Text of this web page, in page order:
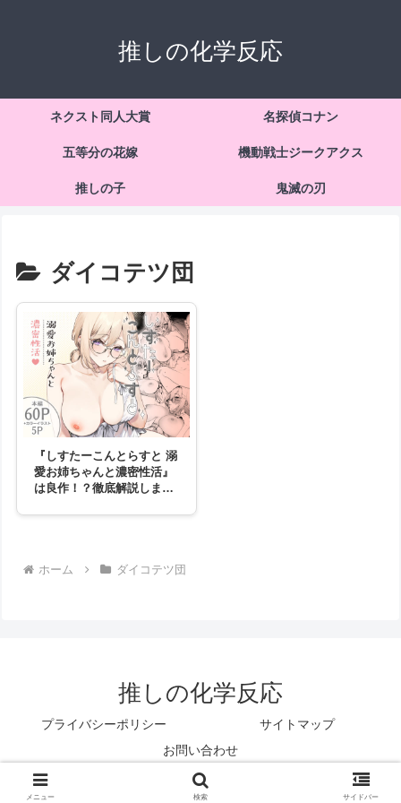
推しの化学反応
ネクスト同人大賞 名探偵コナン
五等分の花嫁 機動戦士ジークアクス
推しの子 鬼滅の刃
ダイコテツ団
『しすたーこんとらすと 溺
愛お姉ちゃんと濃密性活』
は良作！？徹底解説しま
ホーム ダイコテツ団
推しの化学反応
プライバシーポリシー
サイトマップ
お問い合わせ
© 2025 推しの化学反応.
メニュー 検索 サイドバー